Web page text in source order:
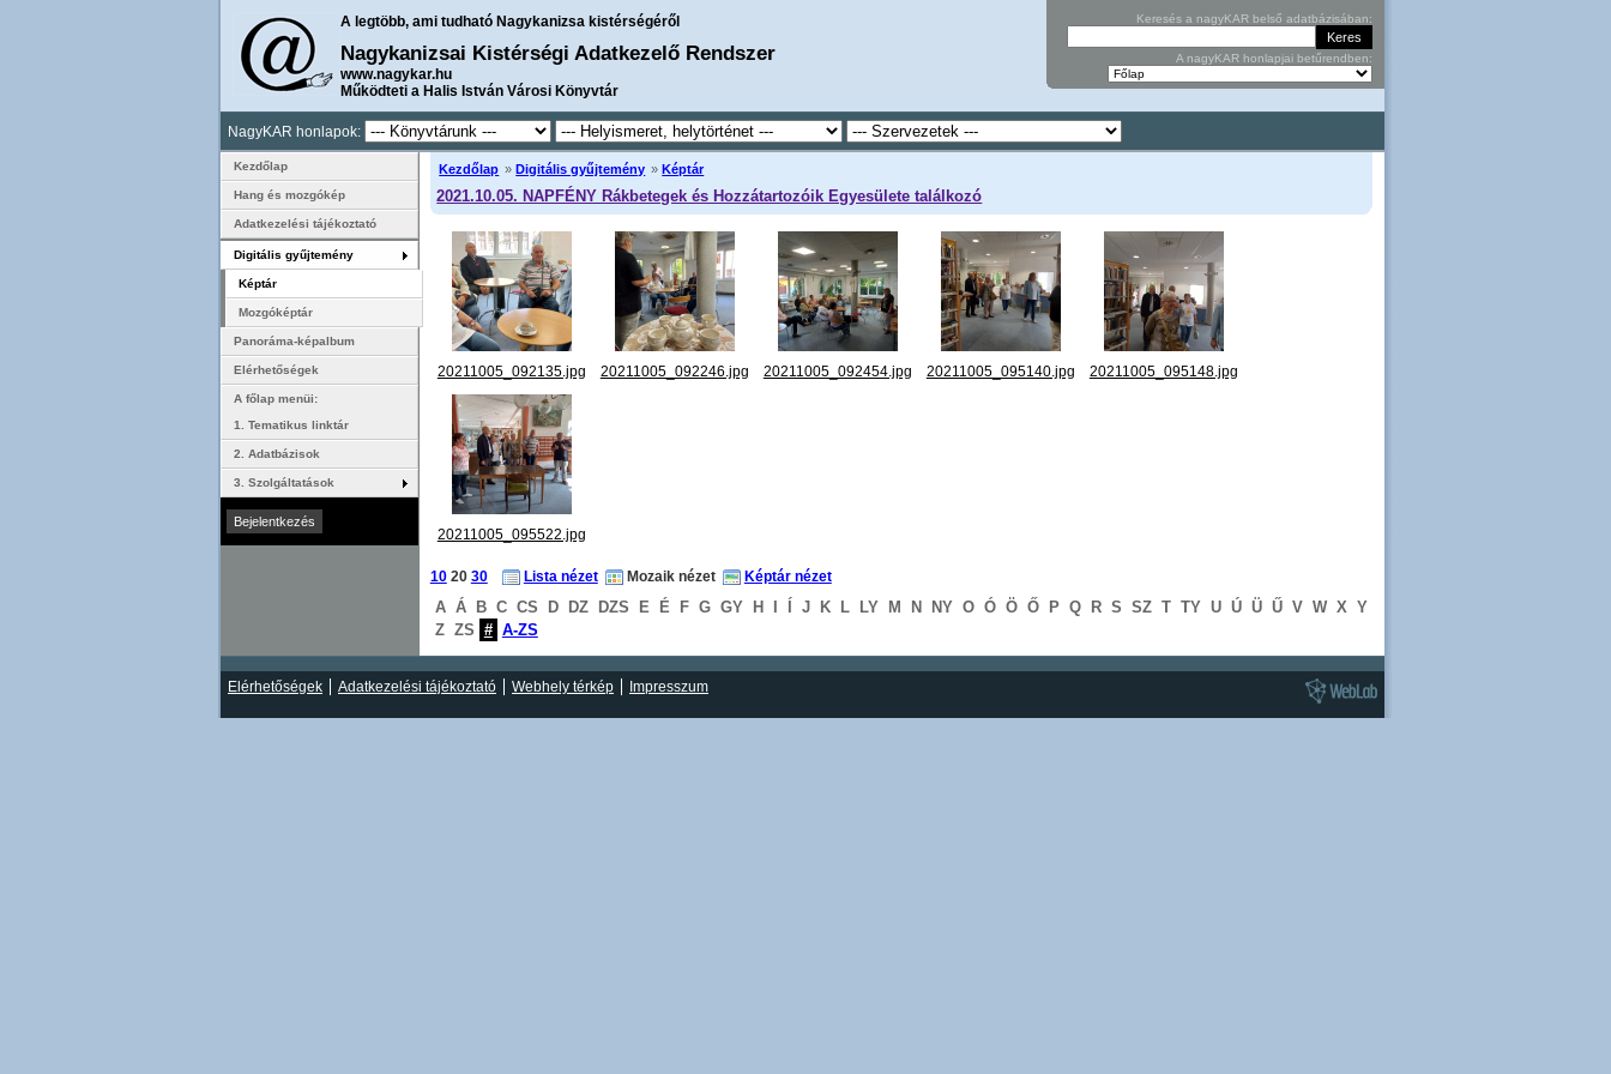
A legtöbb, ami tudható Nagykanizsa kistérségéről
Nagykanizsai Kistérségi Adatkezelő Rendszer
www.nagykar.hu
Működteti a Halis István Városi Könyvtár
Keresés a nagyKAR belső adatbázisában:
A nagyKAR honlapjai betűrendben:
NagyKAR honlapok:
Kezdőlap » Digitális gyűjtemény » Képtár
2021.10.05. NAPFÉNY Rákbetegek és Hozzátartozóik Egyesülete találkozó
20211005_092135.jpg 20211005_092246.jpg 20211005_092454.jpg 20211005_095140.jpg 20211005_095148.jpg
20211005_095522.jpg
10 20 30 Lista nézet Mozaik nézet Képtár nézet
A Á B C CS D DZ DZS E É F G GY H I Í J K L LY M N NY O Ó Ö Ő P Q R S SZ T TY U Ú Ü Ű V W X Y
Z ZS # A-ZS
Kezdőlap
Hang és mozgókép
Adatkezelési tájékoztató
Digitális gyűjtemény
Képtár
Mozgóképtár
Panoráma-képalbum
Elérhetőségek
A főlap menüi:
1. Tematikus linktár
2. Adatbázisok
3. Szolgáltatások
Elérhetőségek Adatkezelési tájékoztató Webhely térkép Impresszum